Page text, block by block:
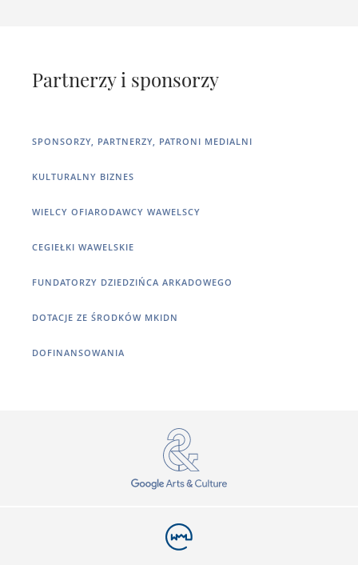
Partnerzy i sponsorzy
SPONSORZY, PARTNERZY, PATRONI MEDIALNI
KULTURALNY BIZNES
WIELCY OFIARODAWCY WAWELSCY
CEGIEŁKI WAWELSKIE
FUNDATORZY DZIEDZIŃCA ARKADOWEGO
DOTACJE ZE ŚRODKÓW MKIDN
DOFINANSOWANIA